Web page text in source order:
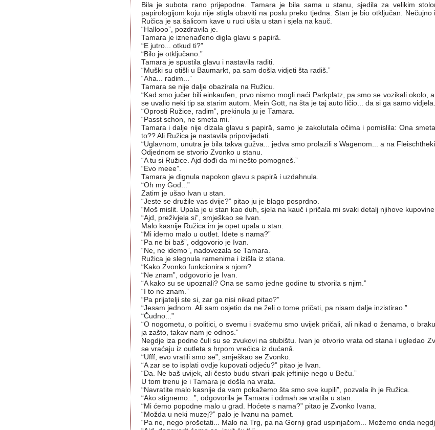
Bila je subota rano prijepodne. Tamara je bila sama u stanu, sjedila za velikim
papirologijom koju nije stigla obaviti na poslu preko tjedna. Stan je bio otključan. Nečujno
Ručica je sa šalicom kave u ruci ušla u stan i sjela na kauč.
“Hallooo”, pozdravila je.
Tamara je iznenađeno digla glavu s papirâ.
“E jutro... otkud ti?”
“Bilo je otključano.”
Tamara je spustila glavu i nastavila raditi.
“Muški su otišli u Baumarkt, pa sam došla vidjeti šta radiš.”
“Aha... radim...”
Tamara se nije dalje obazirala na Ružicu.
“Kad smo jučer bili einkaufen, prvo nismo mogli naći Parkplatz, pa smo se vozikali okolo,
se uvalio neki tip sa starim autom. Mein Gott, na šta je taj auto ličio... da si ga samo
“Oprosti Ružice, radim”, prekinula ju je Tamara.
“Passt schon, ne smeta mi.”
Tamara i dalje nije dizala glavu s papirâ, samo je zakolutala očima i pomislila: Ona
to?? Ali Ružica je nastavila pripovijedati.
“Uglavnom, unutra je bila takva gužva... jedva smo prolazili s Wagenom... a na
Odjednom se stvorio Zvonko u stanu.
“A tu si Ružice. Ajd dođi da mi nešto pomogneš.”
“Evo meee”.
Tamara je dignula napokon glavu s papirâ i uzdahnula.
“Oh my God...”
Zatim je ušao Ivan u stan.
“Jeste se družile vas dvije?” pitao ju je blago posprdno.
“Moš mislit. Upala je u stan kao duh, sjela na kauč i pričala mi svaki detalj njihove
“Ajd, preživjela si”, smješkao se Ivan.
Malo kasnije Ružica im je opet upala u stan.
“Mi idemo malo u outlet. Idete s nama?”
“Pa ne bi baš”, odgovorio je Ivan.
“Ne, ne idemo”, nadovezala se Tamara.
Ružica je slegnula ramenima i izišla iz stana.
“Kako Zvonko funkcionira s njom?
“Ne znam”, odgovorio je Ivan.
“A kako su se upoznali? Ona se samo jedne godine tu stvorila s njim.”
“I to ne znam.”
“Pa prijatelji ste si, zar ga nisi nikad pitao?”
“Jesam jednom. Ali sam osjetio da ne želi o tome pričati, pa nisam dalje inzistirao.”
“Čudno...”
“O nogometu, o politici, o svemu i svačemu smo uvijek pričali, ali nikad o ženama, o
ja zašto, takav nam je odnos.”
Negdje iza podne čuli su se zvukovi na stubištu. Ivan je otvorio vrata od stana i ugledao
se vraćaju iz outleta s hrpom vrećica iz dućanâ.
“Ufff, evo vratili smo se”, smješkao se Zvonko.
“A zar se to isplati ovdje kupovati odjeću?” pitao je Ivan.
“Da. Ne baš uvijek, ali često budu stvari ipak jeftinije nego u Beču.”
U tom trenu je i Tamara je došla na vrata.
“Navratite malo kasnije da vam pokažemo šta smo sve kupili”, pozvala ih je Ružica.
“Ako stignemo...”, odgovorila je Tamara i odmah se vratila u stan.
“Mi ćemo popodne malo u grad. Hoćete s nama?” pitao je Zvonko Ivana.
“Možda u neki muzej?” palo je Ivanu na pamet.
“Pa ne, nego prošetati... Malo na Trg, pa na Gornji grad uspinjačom... Možemo onda